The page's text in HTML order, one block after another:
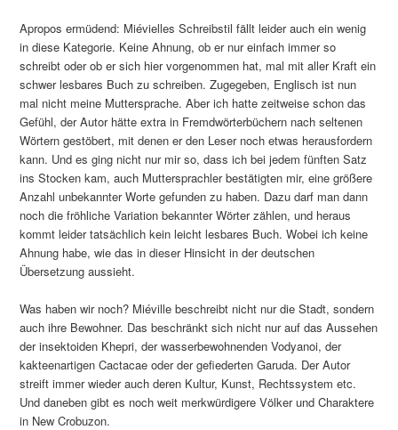
Apropos ermüdend: Miévielles Schreibstil fällt leider auch ein wenig
in diese Kategorie. Keine Ahnung, ob er nur einfach immer so
schreibt oder ob er sich hier vorgenommen hat, mal mit aller Kraft ein
schwer lesbares Buch zu schreiben. Zugegeben, Englisch ist nun
mal nicht meine Muttersprache. Aber ich hatte zeitweise schon das
Gefühl, der Autor hätte extra in Fremdwörterbüchern nach seltenen
Wörtern gestöbert, mit denen er den Leser noch etwas herausfordern
kann. Und es ging nicht nur mir so, dass ich bei jedem fünften Satz
ins Stocken kam, auch Muttersprachler bestätigten mir, eine größere
Anzahl unbekannter Worte gefunden zu haben. Dazu darf man dann
noch die fröhliche Variation bekannter Wörter zählen, und heraus
kommt leider tatsächlich kein leicht lesbares Buch. Wobei ich keine
Ahnung habe, wie das in dieser Hinsicht in der deutschen
Übersetzung aussieht.
Was haben wir noch? Miéville beschreibt nicht nur die Stadt, sondern
auch ihre Bewohner. Das beschränkt sich nicht nur auf das Aussehen
der insektoiden Khepri, der wasserbewohnenden Vodyanoi, der
kakteenartigen Cactacae oder der gefiederten Garuda. Der Autor
streift immer wieder auch deren Kultur, Kunst, Rechtssystem etc.
Und daneben gibt es noch weit merkwürdigere Völker und Charaktere
in New Crobuzon.